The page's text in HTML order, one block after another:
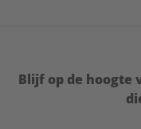
Blijf op de hoogte